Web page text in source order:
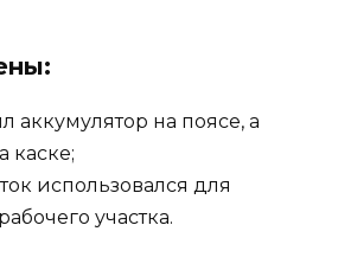
аккумулятор на поясе, а
каске;
использовался для
участка.